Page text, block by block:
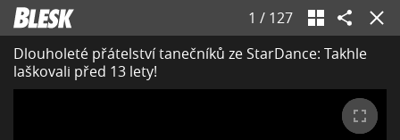
1 / 127
Dlouholeté přátelství tanečníků ze StarDance: Takhle
laškovali před 13 lety!